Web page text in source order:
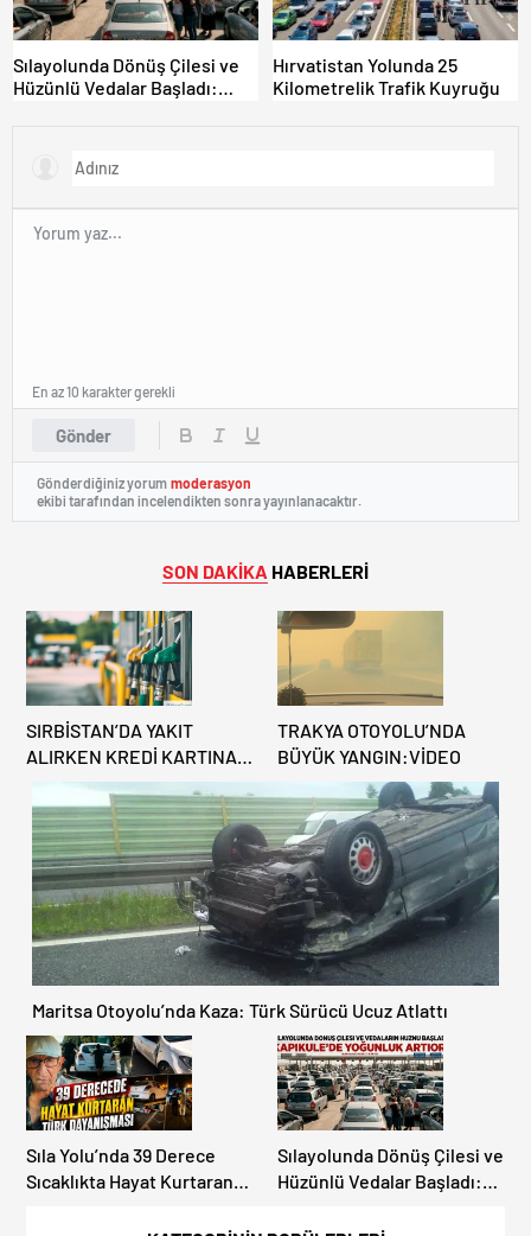
Sılayolunda Dönüş Çilesi ve
Hüzünlü Vedalar Başladı:
Hırvatistan Yolunda 25
Kilometrelik Trafik Kuyruğu
Gönder
En az 10 karakter gerekli
Gönderdiğiniz yorum moderasyon
ekibi tarafından incelendikten sonra yayınlanacaktır.
SON DAKİKA HABERLERİ
SIRBİSTAN’DA YAKIT
ALIRKEN KREDİ KARTINA
DİKKAT: MAĞDUR
OLMAYIN!
TRAKYA OTOYOLU’NDA
BÜYÜK YANGIN:VİDEO
Maritsa Otoyolu’nda Kaza: Türk Sürücü Ucuz Atlattı
Sıla Yolu’nda 39 Derece
Sıcaklıkta Hayat Kurtaran
Sılayolunda Dönüş Çilesi ve
Hüzünlü Vedalar Başladı: